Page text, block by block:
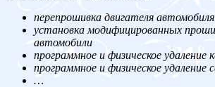
перепрошивка двигателя
установка модифицированных
автомобили
программное и физическое удаление
программное и физическое
…